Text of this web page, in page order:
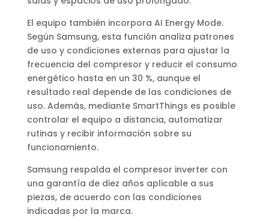
El equipo también incorpora AI Energy Mode.
Según Samsung, esta función analiza patrones
de uso y condiciones externas para ajustar la
frecuencia del compresor y reducir el consumo
energético hasta en un 30 %, aunque el
resultado real depende de las condiciones de
uso. Además, mediante SmartThings es posible
controlar el equipo a distancia, automatizar
rutinas y recibir información sobre su
funcionamiento.
Samsung respalda el compresor inverter con
una garantía de diez años aplicable a sus
piezas, de acuerdo con las condiciones
indicadas por la marca.